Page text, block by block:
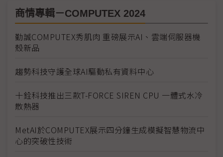
商情專輯－COMPUTEX 2024
勤誠COMPUTEX秀肌肉 重磅展示AI、雲端伺服器機
殼新品
趨勢科技守護全球AI驅動私有資料中心
十銓科技推出三款T-FORCE SIREN CPU 一體式水冷
散熱器
MetAI於COMPUTEX展示四分鐘生成模擬智慧物流中
心的突破性技術